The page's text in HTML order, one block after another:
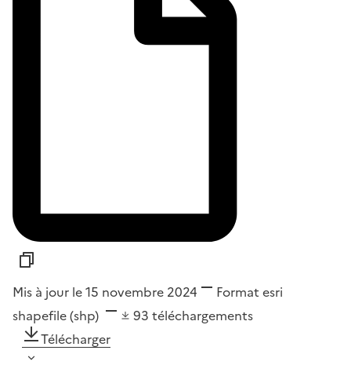
Mis à jour le 15 novembre 2024 Format esri
shapefile (shp)
93 téléchargements
Télécharger